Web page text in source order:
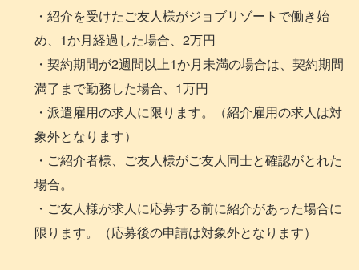
・紹介を受けたご友人様がジョブリゾートで働き始
め、1か月経過した場合、2万円
・契約期間が2週間以上1か月未満の場合は、契約期間
満了まで勤務した場合、1万円
・派遣雇用の求人に限ります。（紹介雇用の求人は対
象外となります）
・ご紹介者様、ご友人様がご友人同士と確認がとれた
場合。
・ご友人様が求人に応募する前に紹介があった場合に
限ります。（応募後の申請は対象外となります）